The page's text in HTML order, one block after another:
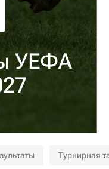
УЕФА
Турнирная